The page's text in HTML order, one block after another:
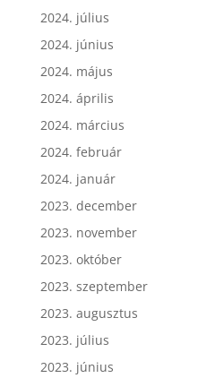
2024. július
2024. június
2024. május
2024. április
2024. március
2024. február
2024. január
2023. december
2023. november
2023. október
2023. szeptember
2023. augusztus
2023. július
2023. június